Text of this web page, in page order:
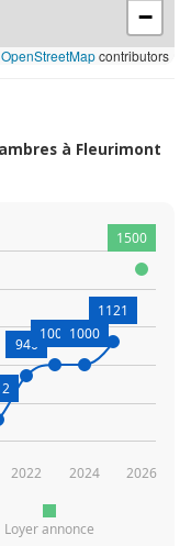
−
OpenStreetMapcontributors
à Fleurimont
Loyer annonce
2022 2024 2026
940
1002 1000
1121
1500